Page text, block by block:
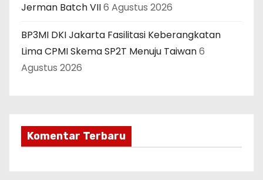
Jerman Batch VII6 Agustus 2026
BP3MI DKI Jakarta Fasilitasi Keberangkatan
Lima CPMI Skema SP2T Menuju Taiwan6
Agustus 2026
Komentar Terbaru